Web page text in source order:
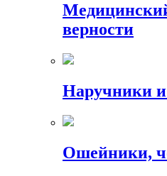
верности
Наручники
Ошейники,